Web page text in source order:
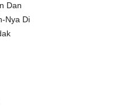
Dan
Nya Di